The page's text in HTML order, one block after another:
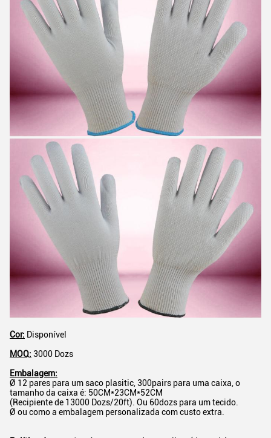
Cor: Disponível
MOQ: 3000 Dozs
Embalagem:
Ø 12 pares para um saco plasitic, 300pairs para uma caixa, o
tamanho da caixa é: 50CM*23CM*52CM
(Recipiente de 13000 Dozs/20ft). Ou 60dozs para um tecido.
Ø ou como a embalagem personalizada com custo extra.